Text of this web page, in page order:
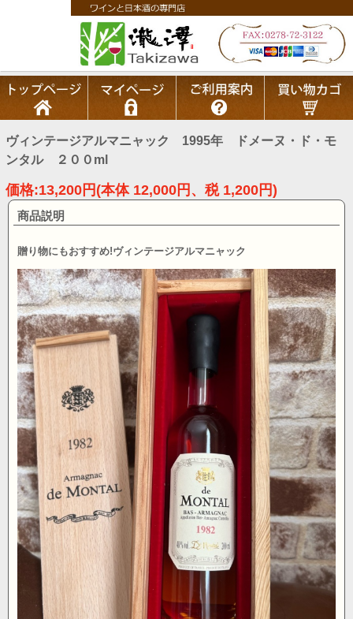
ヴィンテージアルマニャック 1995年 ドメーヌ・ド・モ
ンタル ２００ml
価格:13,200円(本体 12,000円、税 1,200円)
商品説明
贈り物にもおすすめ!ヴィンテージアルマニャック